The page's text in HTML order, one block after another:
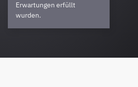
Erwartungen erfüllt
wurden.